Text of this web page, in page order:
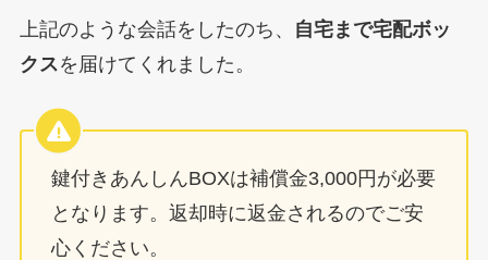
上記のような会話をしたのち、
自宅まで宅配ボッ
クス を届けてくれました。
鍵付きあんしんBOXは補償金3,000円が必要
となります。返却時に返金されるのでご安
心ください。